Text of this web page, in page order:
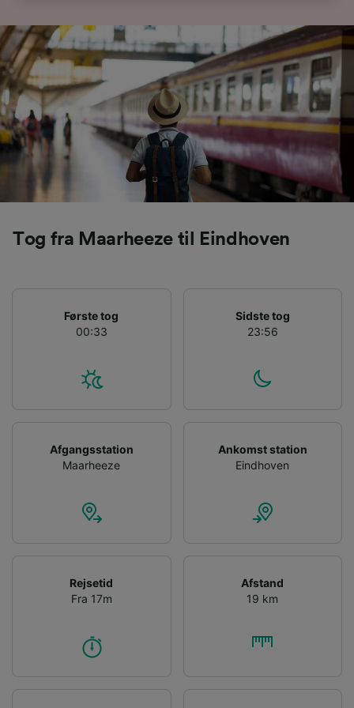
Tog fra Maarheeze til Eindhoven
Første tog
00:33
Sidste tog
23:56
Afgangsstation
Maarheeze
Ankomst station
Eindhoven
Rejsetid
Fra 17m
Afstand
19 km
sporingsformål, hvis du har bedt os om ikke at
spore dig.
Vi og vores partnere behandler data for at
levere:
Bruge præcise geografiske
placeringsoplysninger. Aktivt scanne
enhedskarakteristika til identifikation.
Opbevare og/eller tilgå oplysninger på en
enhed. Tilpasset annoncering og indhold,
annoncerings- og indholdsmåling,
målgruppeundersøgelser og udvikling af
Liste over partnere (leverandører)